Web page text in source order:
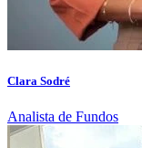
Clara Sodré
Analista de Fundos